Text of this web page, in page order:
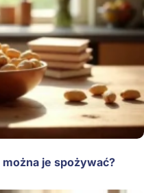
je spożywać?